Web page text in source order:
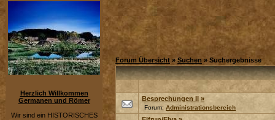
Herzlich Willkommen
Germanen und Römer
Wir sind ein HISTORISCHES
Forum Übersicht » Suchen » Suchergebnisse
Besprechungen II »
Forum: Administrationsbereich